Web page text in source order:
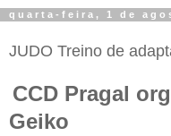
quarta-feira, 1 de
JUDO Treino de
CCD Pragal
Geiko